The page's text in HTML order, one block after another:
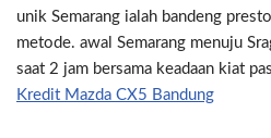
unik Semarang ialah bandeng
metode. awal Semarang menuju
saat 2 jam bersama keadaan kiat
Kredit Mazda CX5 Bandung